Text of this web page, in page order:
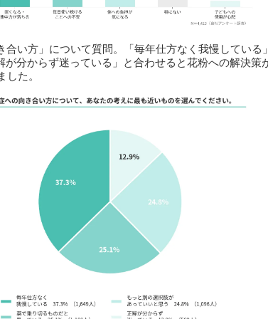
合い方」について質問。「毎年仕方なく我慢している
が分からず迷っている」と合わせると花粉への解決策
た。